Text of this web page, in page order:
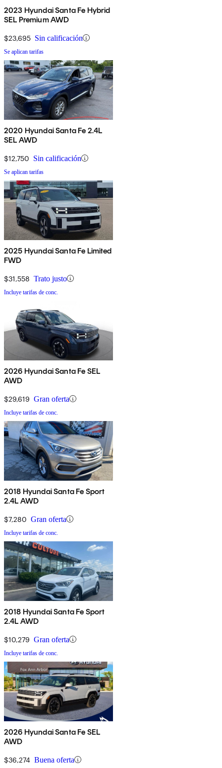
2023 Hyundai Santa Fe Hybrid
SEL Premium AWD
$23,695 Sin calificación
Se aplican tarifas
2020 Hyundai Santa Fe 2.4L
SEL AWD
$12,750 Sin calificación
Se aplican tarifas
2025 Hyundai Santa Fe Limited
FWD
$31,558 Trato justo
Incluye tarifas de conc.
2026 Hyundai Santa Fe SEL
AWD
$29,619 Gran oferta
Incluye tarifas de conc.
2018 Hyundai Santa Fe Sport
2.4L AWD
$7,280 Gran oferta
Incluye tarifas de conc.
2018 Hyundai Santa Fe Sport
2.4L AWD
$10,279 Gran oferta
Incluye tarifas de conc.
2026 Hyundai Santa Fe SEL
AWD
$36,274 Buena oferta